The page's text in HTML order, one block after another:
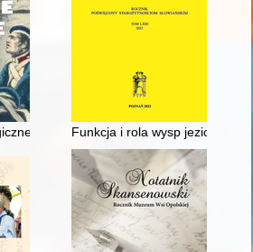
na tzw. Reducie Ordona :
Funkcja i rola wysp jeziornych